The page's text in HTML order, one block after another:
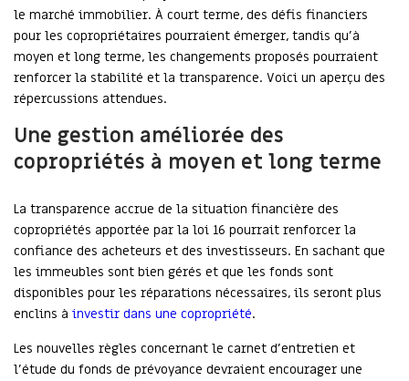
le marché immobilier. À court terme, des défis financiers
pour les copropriétaires pourraient émerger, tandis qu’à
moyen et long terme, les changements proposés pourraient
renforcer la stabilité et la transparence. Voici un aperçu des
répercussions attendues.
Une gestion améliorée des
copropriétés à moyen et long terme
La transparence accrue de la situation financière des
copropriétés apportée par la loi 16 pourrait renforcer la
confiance des acheteurs et des investisseurs. En sachant que
les immeubles sont bien gérés et que les fonds sont
disponibles pour les réparations nécessaires, ils seront plus
enclins à investir dans une copropriété.
Les nouvelles règles concernant le carnet d’entretien et
l’étude du fonds de prévoyance devraient encourager une